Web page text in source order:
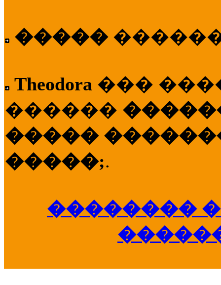
�����
Theodora ���
������
�����
�����;.
��������